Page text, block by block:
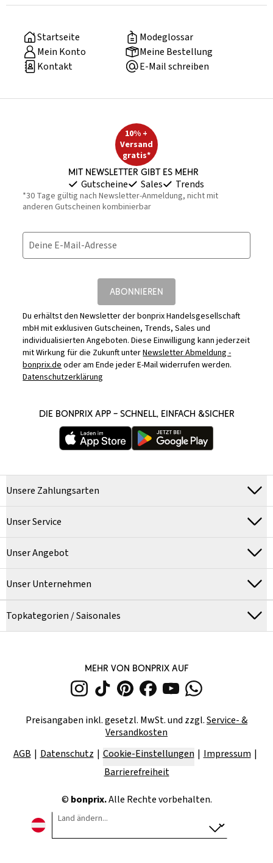
Startseite
Modeglossar
Mein Konto
Meine Bestellung
Kontakt
E-Mail schreiben
10% +
Versand
gratis*
Mit Newsletter gibt es mehr
Gutscheine Sales Trends
*30 Tage gültig nach Newsletter-Anmeldung, nicht mit
anderen Gutscheinen kombinierbar
Deine E-Mail-Adresse
ABONNIEREN
Du erhältst den Newsletter der bonprix Handelsgesellschaft
mbH mit exklusiven Gutscheinen, Trends, Sales und
individualisierten Angeboten. Diese Einwilligung kann jederzeit
mit Wirkung für die Zukunft unterNewsletter Abmeldung -
bonprix.deoder am Ende jeder E-Mail widerrufen werden.
Datenschutzerklärung
DIE BONPRIX APP – SCHNELL, EINFACH &SICHER
Unsere Zahlungsarten
Unser Service
Unser Angebot
Unser Unternehmen
Topkategorien / Saisonales
MEHR VON BONPRIX AUF
Preisangaben inkl. gesetzl. MwSt. und zzgl.Service- &
Versandkosten
AGB
Datenschutz Cookie-Einstellungen
Impressum
Barrierefreiheit
© bonprix.Alle Rechte vorbehalten.
Land ändern...